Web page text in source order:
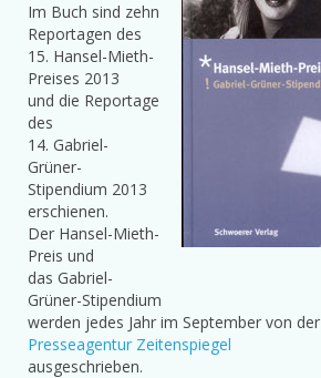
Im Buch sind zehn
Reportagen des
15. Hansel-Mieth-
Preises 2013
und die Reportage
des
14. Gabriel-
Grüner-
Stipendium 2013
erschienen.
Der Hansel-Mieth-
Preis und
das Gabriel-
Grüner-Stipendium
werden jedes Jahr im September von der
Presseagentur Zeitenspiegel
ausgeschrieben.